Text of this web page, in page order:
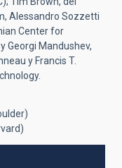
Alessandro Sozzetti
Center for
Georgi Mandushev,
y Francis T.